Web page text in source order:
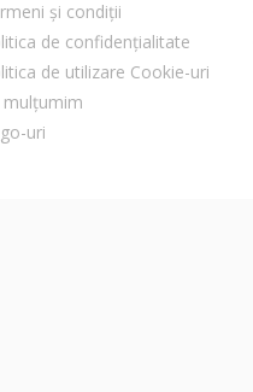
și condiții
de confidențialitate
de utilizare Cookie-uri
mulțumim
uri